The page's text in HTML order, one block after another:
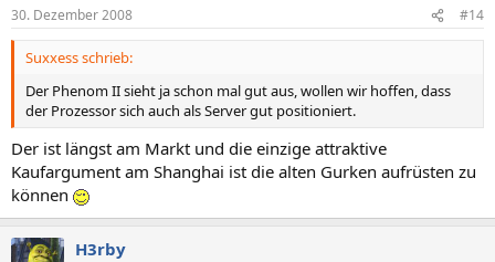
30. Dezember 2008 #14
Suxxess schrieb:
Der Phenom II sieht ja schon mal gut aus, wollen wir hoffen, dass
der Prozessor sich auch als Server gut positioniert.
Der ist längst am Markt und die einzige attraktive
Kaufargument am Shanghai ist die alten Gurken aufrüsten zu
können
H3rby